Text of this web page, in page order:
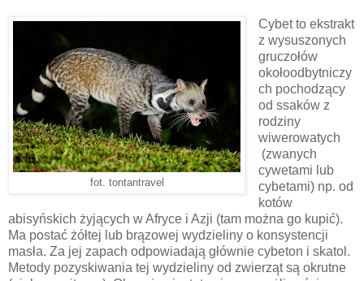
fot. tontantravel
Cybet to ekstrakt
z wysuszonych
gruczołów
okołoodbytniczy
ch pochodzący
od ssaków z
rodziny
wiwerowatych
(zwanych
cywetami lub
cybetami) np. od
kotów
abisyńskich żyjących w Afryce i Azji (tam można go kupić).
Ma postać żółtej lub brązowej wydzieliny o konsystencji
masła. Za jej zapach odpowiadają głównie cybeton i skatol.
Metody pozyskiwania tej wydzieliny od zwierząt są okrutne